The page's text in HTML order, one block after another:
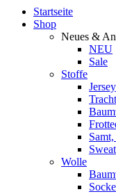
Startseite
Shop
Neues &
NEU
Sale
Stoffe
Jersey
Sweat
Wolle